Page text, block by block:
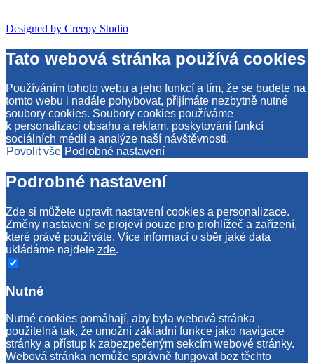
Designed by Creepy Studio
Tato webová stránka používá cookies
Používáním tohoto webu a jeho funkcí a tím, že se budete na
tomto webu i nadále pohybovat, přijímáte nezbytně nutné
soubory cookies. Soubory cookies používáme
k personalizaci obsahu a reklam, poskytování funkcí
sociálních médií a analýze naší návštěvnosti.
Povolit vše Podrobné nastavení
Podrobné nastavení
Zde si můžete upravit nastavení cookies a personalizace.
Změny nastavení se projeví pouze pro prohlížeč a zařízení,
které právě používáte. Více informací o sběr jaké data
ukládáme najdete zde.
Nutné
Nutné cookies pomáhají, aby byla webová stránka
použitelná tak, že umožní základní funkce jako navigace
stránky a přístup k zabezpečeným sekcím webové stránky.
Webová stránka nemůže správně fungovat bez těchto